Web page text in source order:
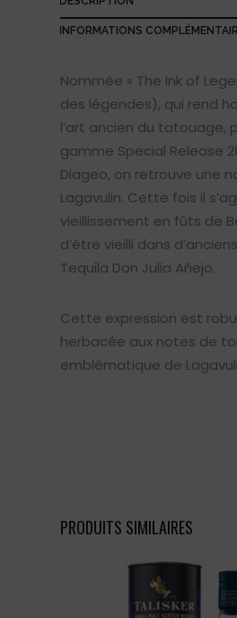
INFORMATIONS
Nommée « The Ink of
des légendes), qui rend
l’art ancien du tatouage,
gamme Special Release
Diageo, on retrouve une
Lagavulin. Cette fois il
vieillissement en fûts de
d’être vieilli dans
Tequila Don Julia Añejo.
Cette expression est
herbacée aux notes de
emblématique de
PRODUITS SIMILAIRES